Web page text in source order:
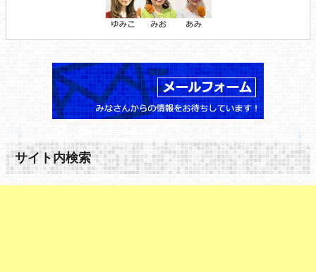
サイト内検索